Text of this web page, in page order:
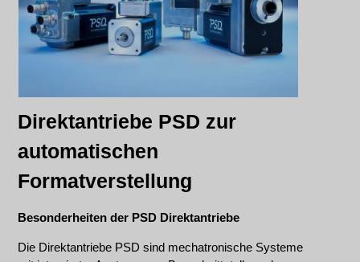
Direktantriebe PSD zur
automatischen
Formatverstellung
Besonderheiten der PSD Direktantriebe
Die Direktantriebe PSD sind mechatronische Systeme